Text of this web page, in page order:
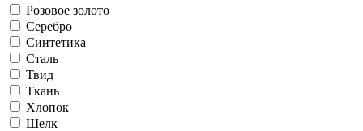
Розовое золото
Серебро
Синтетика
Сталь
Твид
Ткань
Хлопок
Шелк